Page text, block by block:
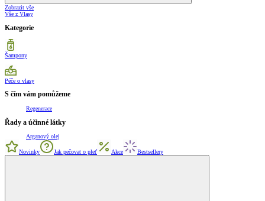
Zobrazit vše
Vše z Vlasy
Kategorie
Šampony
Péče o vlasy
S čím vám pomůžeme
Regenerace
Řady a účinné látky
Arganový olej
Novinky Jak pečovat o pleť Akce Bestsellery